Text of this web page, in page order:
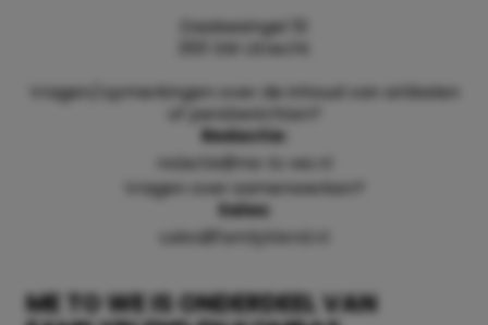
ME TO WE IS ONDERDEEL VAN
Daalsesingel 51
3511 SW Utrecht
Vragen/opmerkingen over de inhoud van artikelen
of persberichten?
Redactie:
redactie@me-to-we.nl
Vragen over samenwerken?
Sales:
sales@familyblend.nl